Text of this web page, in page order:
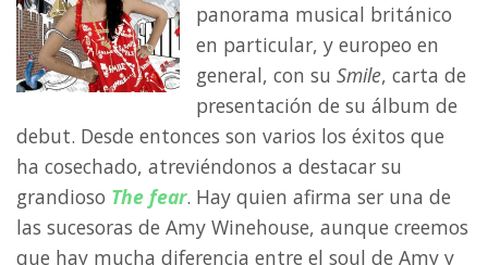
panorama musical británico
en particular, y europeo en
general, con su Smile, carta de
presentación de su álbum de
debut. Desde entonces son varios los éxitos que
ha cosechado, atreviéndonos a destacar su
grandioso The fear. Hay quien afirma ser una de
las sucesoras de Amy Winehouse, aunque creemos
que hay mucha diferencia entre el soul de Amy y